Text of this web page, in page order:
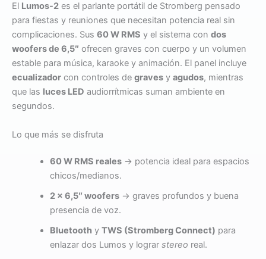
El Lumos-2 es el parlante portátil de Stromberg pensado
para fiestas y reuniones que necesitan potencia real sin
complicaciones. Sus 60 W RMS y el sistema con dos
woofers de 6,5″ ofrecen graves con cuerpo y un volumen
estable para música, karaoke y animación. El panel incluye
ecualizador con controles de graves y agudos, mientras
que las luces LED audiorrítmicas suman ambiente en
segundos.
Lo que más se disfruta
60 W RMS reales→ potencia ideal para espacios
chicos/medianos.
2 × 6,5″ woofers→ graves profundos y buena
presencia de voz.
Bluetoothy TWS (Stromberg Connect) para
enlazar dos Lumos y lograr stereo real.